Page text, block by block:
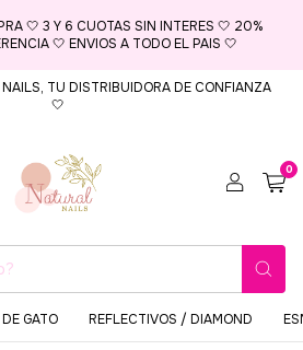
🤍 3 Y 6 CUOTAS SIN INTERES 🤍 20%
🤍 ENVIOS A TODO EL PAIS 🤍
TU DISTRIBUIDORA DE CONFIANZA
🤍
0
GATO REFLECTIVOS / DIAMOND